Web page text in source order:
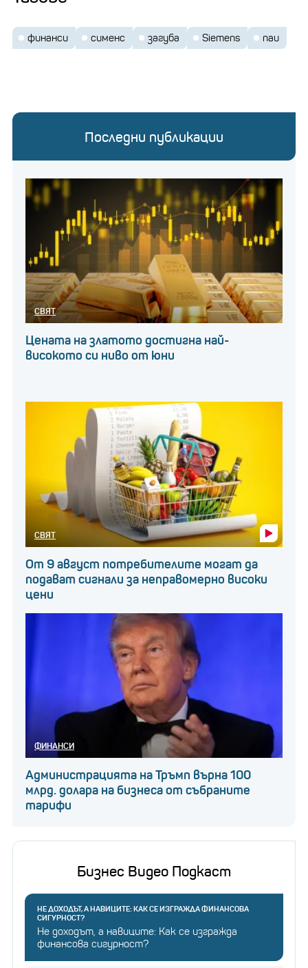
финанси сименс загуба Siemens паи
Последни публикации
СВЯТ
Цената на златото достигна най-
високото си ниво от юни
СВЯТ
От 9 август потребителите могат да
подават сигнали за неправомерно високи
цени
ФИНАНСИ
Администрацията на Тръмп върна 100
млрд. долара на бизнеса от събраните
тарифи
Бизнес Видео Подкаст
НЕ ДОХОДЪТ, А НАВИЦИТЕ: КАК СЕ ИЗГРАЖДА ФИНАНСОВА
СИГУРНОСТ?
Не доходът, а навиците: Как се изгражда
финансова сигурност?